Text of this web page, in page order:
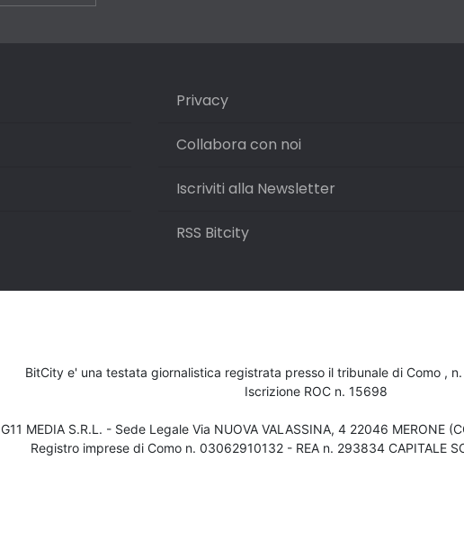
Privacy
Collabora con noi
Iscriviti alla Newsletter
RSS Bitcity
BitCity e' una testata giornalistica registrata presso il tribunale di Como ,
Iscrizione ROC n. 15698
G11 MEDIA S.R.L. - Sede Legale Via NUOVA VALASSINA, 4 22046 MERONE
Registro imprese di Como n. 03062910132 - REA n. 293834 CAPITALE